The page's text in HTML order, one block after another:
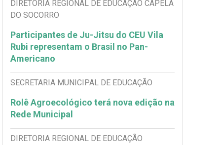
DIRETORIA REGIONAL DE EDUCAÇÃO CAPELA
DO SOCORRO
Participantes de Ju-Jitsu do CEU Vila
Rubi representam o Brasil no Pan-
Americano
SECRETARIA MUNICIPAL DE EDUCAÇÃO
Rolê Agroecológico terá nova edição na
Rede Municipal
DIRETORIA REGIONAL DE EDUCAÇÃO